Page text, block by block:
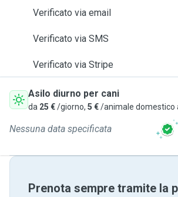
Verificato via email
Verificato via SMS
Verificato via Stripe
Asilo diurno per cani
da 25 €/giorno, 5 €/animale domestico
Nessuna data specificata
Prenota sempre tramite la